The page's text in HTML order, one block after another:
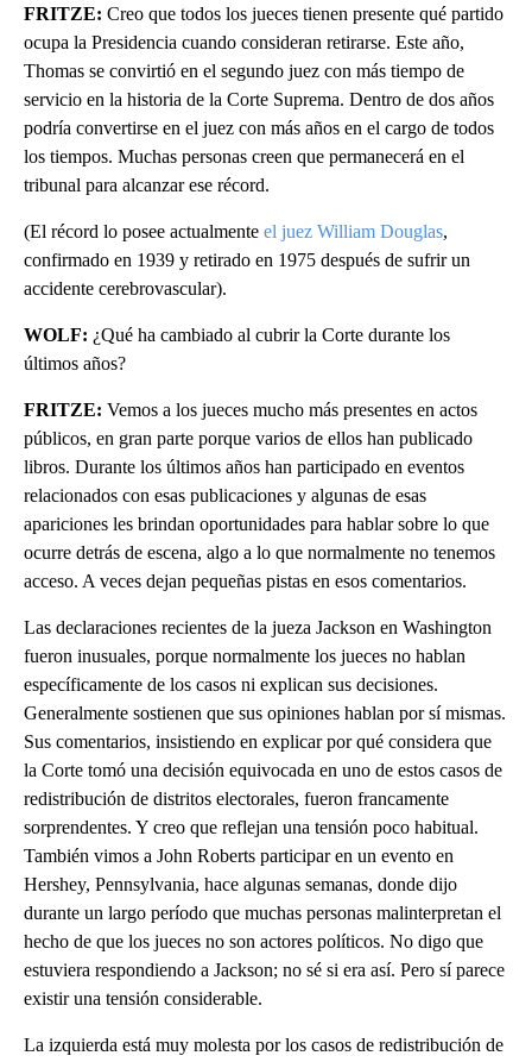
FRITZE: Creo que todos los jueces tienen presente qué partido
ocupa la Presidencia cuando consideran retirarse. Este año,
Thomas se convirtió en el segundo juez con más tiempo de
servicio en la historia de la Corte Suprema. Dentro de dos años
podría convertirse en el juez con más años en el cargo de todos
los tiempos. Muchas personas creen que permanecerá en el
tribunal para alcanzar ese récord.
(El récord lo posee actualmente el juez William Douglas,
confirmado en 1939 y retirado en 1975 después de sufrir un
accidente cerebrovascular).
WOLF: ¿Qué ha cambiado al cubrir la Corte durante los
últimos años?
FRITZE: Vemos a los jueces mucho más presentes en actos
públicos, en gran parte porque varios de ellos han publicado
libros. Durante los últimos años han participado en eventos
relacionados con esas publicaciones y algunas de esas
apariciones les brindan oportunidades para hablar sobre lo que
ocurre detrás de escena, algo a lo que normalmente no tenemos
acceso. A veces dejan pequeñas pistas en esos comentarios.
Las declaraciones recientes de la jueza Jackson en Washington
fueron inusuales, porque normalmente los jueces no hablan
específicamente de los casos ni explican sus decisiones.
Generalmente sostienen que sus opiniones hablan por sí mismas.
Sus comentarios, insistiendo en explicar por qué considera que
la Corte tomó una decisión equivocada en uno de estos casos de
redistribución de distritos electorales, fueron francamente
sorprendentes. Y creo que reflejan una tensión poco habitual.
También vimos a John Roberts participar en un evento en
Hershey, Pennsylvania, hace algunas semanas, donde dijo
durante un largo período que muchas personas malinterpretan el
hecho de que los jueces no son actores políticos. No digo que
estuviera respondiendo a Jackson; no sé si era así. Pero sí parece
existir una tensión considerable.
La izquierda está muy molesta por los casos de redistribución de